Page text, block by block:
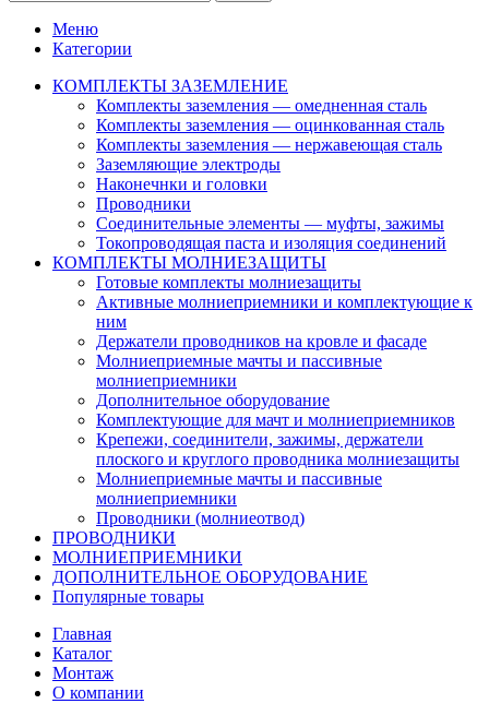
Меню
Категории
КОМПЛЕКТЫ ЗАЗЕМЛЕНИЕ
Комплекты заземления — омедненная сталь
Комплекты заземления — оцинкованная сталь
Комплекты заземления — нержавеющая сталь
Заземляющие электроды
Наконечнки и головки
Проводники
Соединительные элементы — муфты, зажимы
Токопроводящая паста и изоляция соединений
КОМПЛЕКТЫ МОЛНИЕЗАЩИТЫ
Готовые комплекты молниезащиты
Активные молниеприемники и комплектующие к
ним
Держатели проводников на кровле и фасаде
Молниеприемные мачты и пассивные
молниеприемники
Дополнительное оборудование
Комплектующие для мачт и молниеприемников
Крепежи, соединители, зажимы, держатели
плоского и круглого проводника молниезащиты
Молниеприемные мачты и пассивные
молниеприемники
Проводники (молниеотвод)
ПРОВОДНИКИ
МОЛНИЕПРИЕМНИКИ
ДОПОЛНИТЕЛЬНОЕ ОБОРУДОВАНИЕ
Популярные товары
Главная
Каталог
Монтаж
О компании